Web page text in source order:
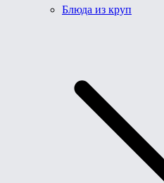
Блюда из круп